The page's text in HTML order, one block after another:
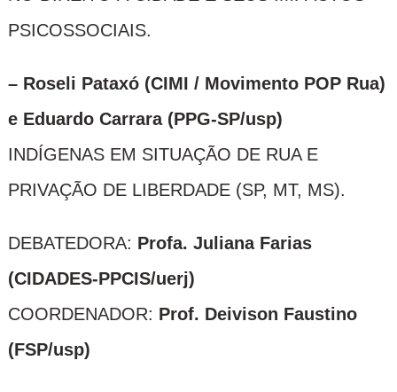
PSICOSSOCIAIS.
– Roseli Pataxó (CIMI / Movimento POP Rua)
e Eduardo Carrara (PPG-SP/usp)
INDÍGENAS EM SITUAÇÃO DE RUA E
PRIVAÇÃO DE LIBERDADE (SP, MT, MS).
DEBATEDORA: Profa. Juliana Farias
(CIDADES-PPCIS/uerj)
COORDENADOR: Prof. Deivison Faustino
(FSP/usp)